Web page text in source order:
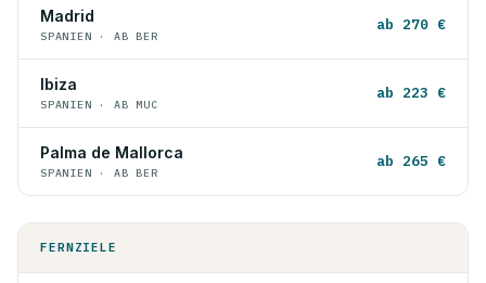
Madrid
SPANIEN · AB BER
ab 270 €
Ibiza
SPANIEN · AB MUC
ab 223 €
Palma de Mallorca
SPANIEN · AB BER
ab 265 €
FERNZIELE